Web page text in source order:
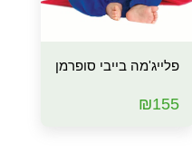
פלייג'מה בייבי סופרמן
₪155